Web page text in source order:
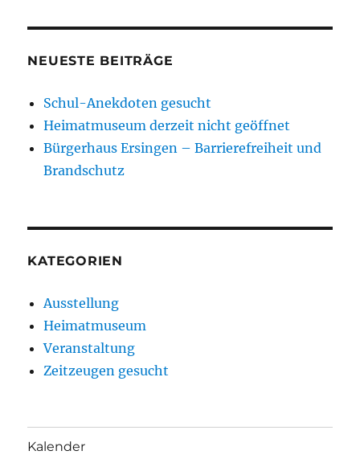
NEUESTE BEITRÄGE
Schul-Anekdoten gesucht
Heimatmuseum derzeit nicht geöffnet
Bürgerhaus Ersingen – Barrierefreiheit und
Brandschutz
KATEGORIEN
Ausstellung
Heimatmuseum
Veranstaltung
Zeitzeugen gesucht
Kalender